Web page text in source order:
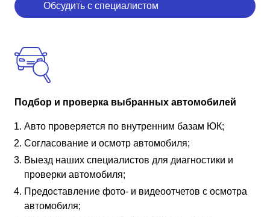
Обсудить с специалистом
Подбор и проверка выбранных автомобилей
Авто проверяется по внутренним базам ЮК;
Согласование и осмотр автомобиля;
Выезд наших специалистов для диагностики и
проверки автомобиля;
Предоставление фото- и видеоотчетов с осмотра
автомобиля;